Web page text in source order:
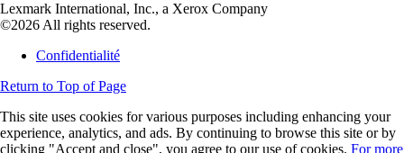
Lexmark International, Inc., a Xerox Company
©2026 All rights reserved.
Confidentialité
Return to Top of Page
This site uses cookies for various purposes including enhancing your
experience, analytics, and ads. By continuing to browse this site or by
clicking "Accept and close", you agree to our use of cookies. For more